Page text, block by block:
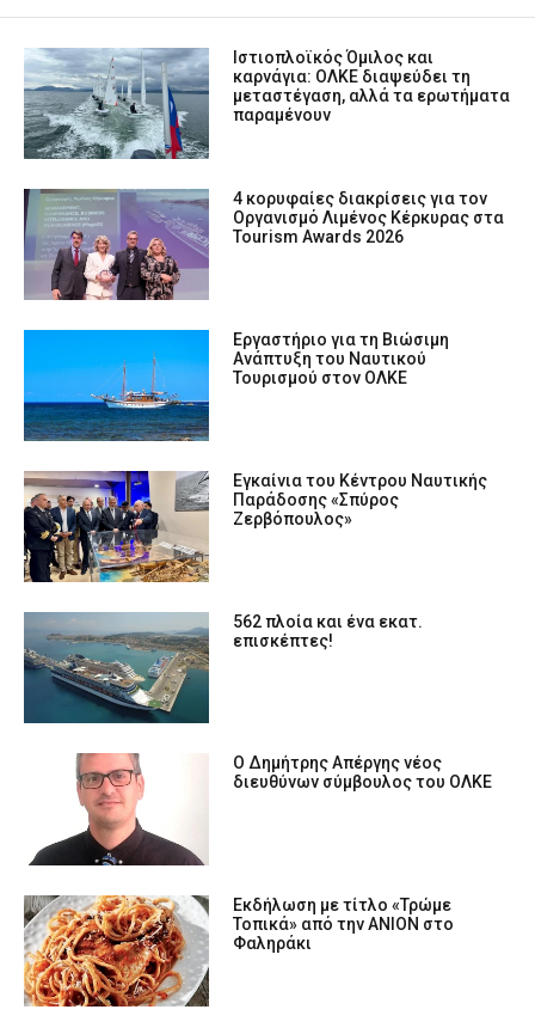
Ιστιοπλοϊκός Όμιλος και
καρνάγια: ΟΛΚΕ διαψεύδει τη
μεταστέγαση, αλλά τα ερωτήματα
παραμένουν
4 κορυφαίες διακρίσεις για τον
Οργανισμό Λιμένος Κέρκυρας στα
Tourism Awards 2026
Eργαστήριο για τη Βιώσιμη
Ανάπτυξη του Ναυτικού
Τουρισμού στον ΟΛΚΕ
Εγκαίνια του Κέντρου Ναυτικής
Παράδοσης «Σπύρος
Ζερβόπουλος»
562 πλοία και ένα εκατ.
επισκέπτες!
Ο Δημήτρης Απέργης νέος
διευθύνων σύμβουλος του ΟΛΚΕ
Εκδήλωση με τίτλο «Τρώμε
Τοπικά» από την ΑΝΙΟΝ στο
Φαληράκι